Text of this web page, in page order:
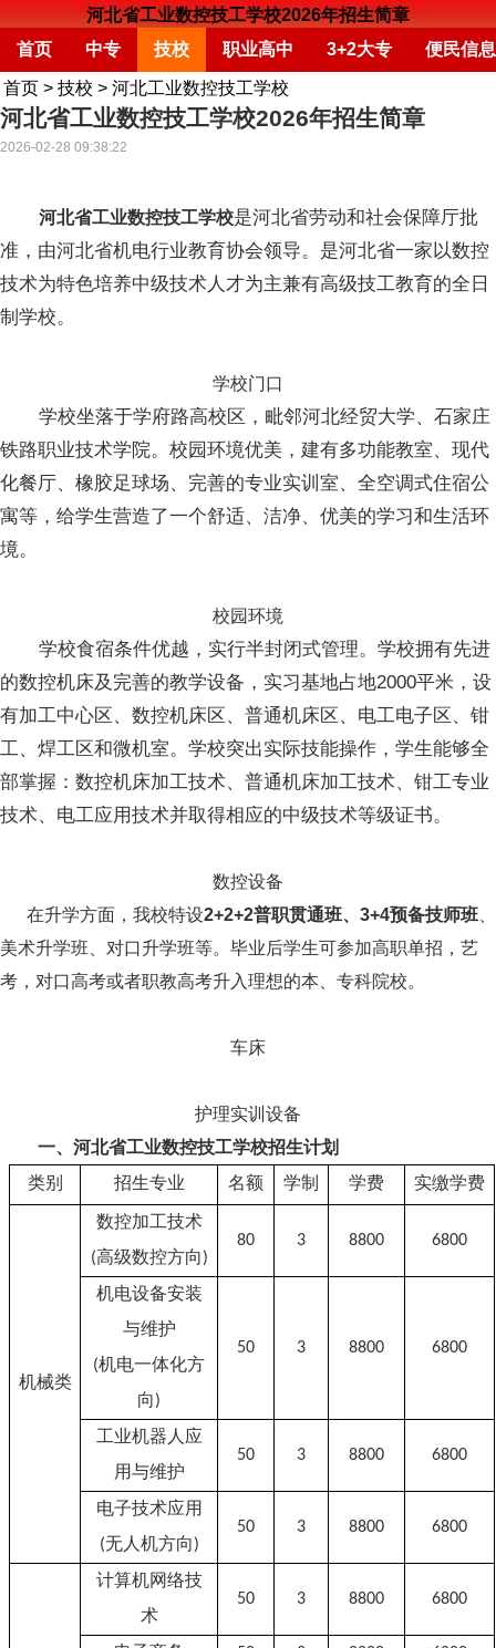
河北省工业数控技工学校2026年招生简章
首页
中专 技校 职业高中 3+2大专 便民信息
首页 > 技校 > 河北工业数控技工学校
河北省工业数控技工学校2026年招生简章
2026-02-28 09:38:22
河北省工业数控技工学校是河北省劳动和社会保障厅批
准，由河北省机电行业教育协会领导。是河北省一家以数控
技术为特色培养中级技术人才为主兼有高级技工教育的全日
制学校。
学校门口
学校坐落于学府路高校区，毗邻河北经贸大学、石家庄
铁路职业技术学院。校园环境优美，建有多功能教室、现代
化餐厅、橡胶足球场、完善的专业实训室、全空调式住宿公
寓等，给学生营造了一个舒适、洁净、优美的学习和生活环
境。
校园环境
学校食宿条件优越，实行半封闭式管理。学校拥有先进
的数控机床及完善的教学设备，实习基地占地2000平米，设
有加工中心区、数控机床区、普通机床区、电工电子区、钳
工、焊工区和微机室。学校突出实际技能操作，学生能够全
部掌握：数控机床加工技术、普通机床加工技术、钳工专业
技术、电工应用技术并取得相应的中级技术等级证书。
数控设备
在升学方面，我校特设2+2+2普职贯通班、3+4预备技师班
美术升学班、对口升学班等。毕业后学生可参加高职单招，艺
考，对口高考或者职教高考升入理想的本、专科院校。
车床
护理实训设备
一、河北省工业数控技工学校招生计划
类别
招生专业 名额 学制 学费 实缴学费
机械类
数控加工技术
(高级数控方向)
80 3 8800 6800
机电设备安装
与维护
(机电一体化方
向)
50 3 8800 6800
工业机器人应
用与维护
50 3 8800 6800
电子技术应用
(无人机方向)
50 3 8800 6800
计算机网络技
术
50 3 8800 6800